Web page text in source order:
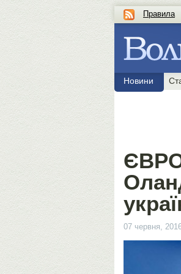
Правила
Новини
07 червня,